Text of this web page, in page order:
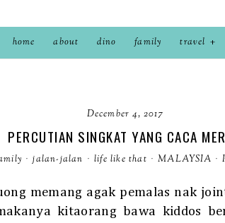
home about dino family travel
December 4, 2017
PERCUTIAN SINGKAT YANG CACA
· jalan-jalan · life like that · MALAYSIA ·
memang agak pemalas nak
kitaorang bawa kiddos